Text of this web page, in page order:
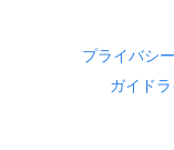
プライバシ
ガイド